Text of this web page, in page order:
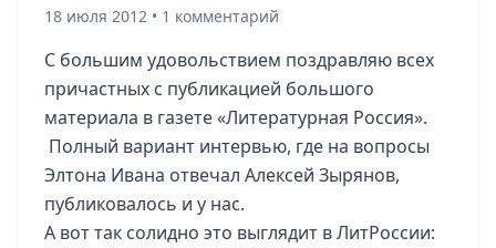
18 июля 2012 • 1 комментарий
С большим удовольствием поздравляю всех
причастных с публикацией большого
материала в газете «Литературная Россия».
Полный вариант интервью, где на вопросы
Элтона Ивана отвечал Алексей Зырянов,
публиковалось и у нас.
А вот так солидно это выглядит в ЛитРоссии: